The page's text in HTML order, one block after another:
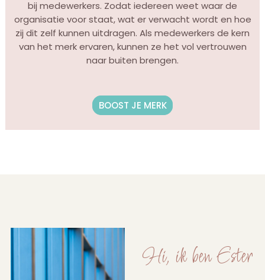
bij medewerkers. Zodat iedereen weet waar de
organisatie voor staat, wat er verwacht wordt en hoe
zij dit zelf kunnen uitdragen. Als medewerkers de kern
van het merk ervaren, kunnen ze het vol vertrouwen
naar buiten brengen.
BOOST JE MERK
Hi, ik ben Ester